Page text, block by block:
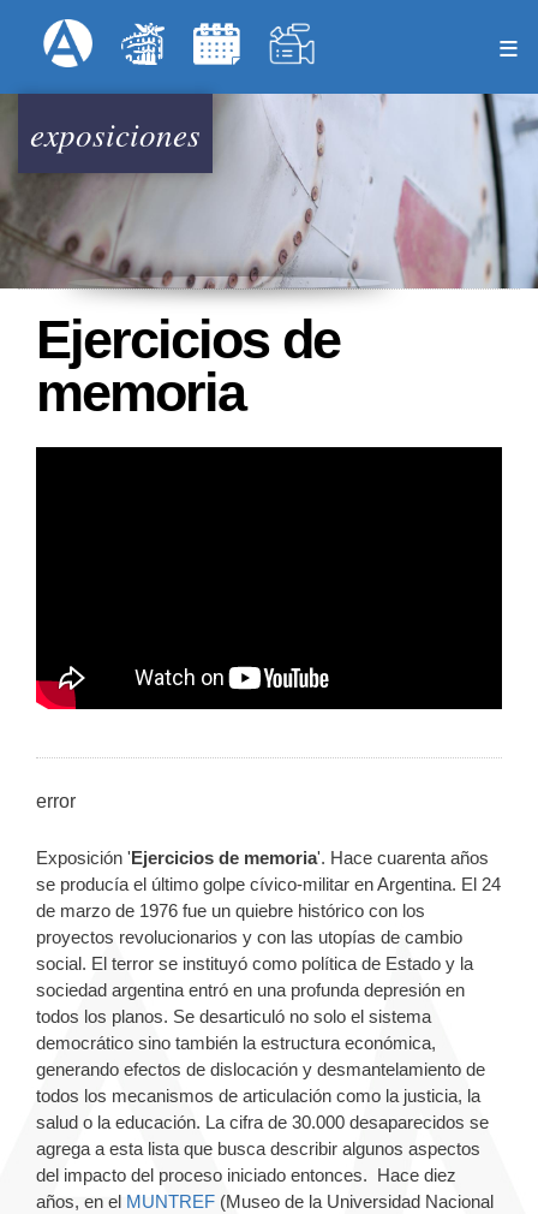
al
principal
Menú Superior
exposiciones
Ejercicios de
memoria
error
Exposición 'Ejercicios de memoria'. Hace cuarenta años
se producía el último golpe cívico-militar en Argentina. El 24
de marzo de 1976 fue un quiebre histórico con los
proyectos revolucionarios y con las utopías de cambio
social. El terror se instituyó como política de Estado y la
sociedad argentina entró en una profunda depresión en
todos los planos. Se desarticuló no solo el sistema
democrático sino también la estructura económica,
generando efectos de dislocación y desmantelamiento de
todos los mecanismos de articulación como la justicia, la
salud o la educación. La cifra de 30.000 desaparecidos se
agrega a esta lista que busca describir algunos aspectos
del impacto del proceso iniciado entonces. Hace diez
años, en el MUNTREF (Museo de la Universidad Nacional